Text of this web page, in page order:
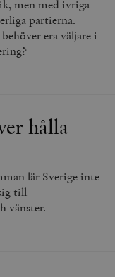
men med ivriga
partierna.
era väljare i
hålla
lär Sverige inte
till
vänster.